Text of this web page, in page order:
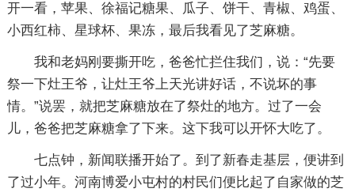
开一看，苹果、徐福记糖果、瓜子、饼干、青椒、鸡蛋、
小西红柿、星球杯、果冻，最后我看见了芝麻糖。
我和老妈刚要撕开吃，爸爸忙拦住我们，说：“先要
祭一下灶王爷，让灶王爷上天光讲好话，不说坏的事
情。”说罢，就把芝麻糖放在了祭灶的地方。过了一会
儿，爸爸把芝麻糖拿了下来。这下我可以开怀大吃了。
七点钟，新闻联播开始了。到了新春走基层，便讲到
了过小年。河南博爱小屯村的村民们便比起了自家做的芝